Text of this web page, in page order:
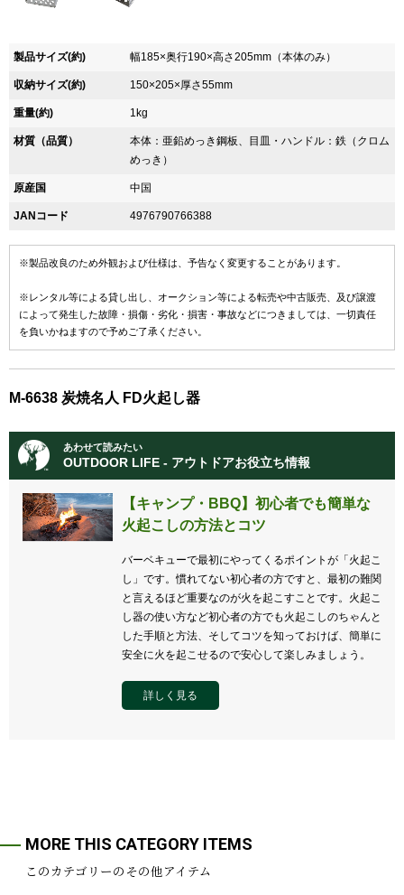
製品サイズ(約) 幅185×奥行190×高さ205mm（本体のみ）
収納サイズ(約) 150×205×厚さ55mm
重量(約) 1kg
材質（品質）
本体：亜鉛めっき鋼板、目皿・ハンドル：鉄（クロム
めっき）
原産国 中国
JANコード 4976790766388
※製品改良のため外観および仕様は、予告なく変更することがあります。
※レンタル等による貸し出し、オークション等による転売や中古販売、及び譲渡
によって発生した故障・損傷・劣化・損害・事故などにつきましては、一切責任
を負いかねますので予めご了承ください。
M-6638 炭焼名人 FD火起し器
あわせて読みたい
OUTDOOR LIFE - アウトドアお役立ち情報
【キャンプ・BBQ】初心者でも簡単な
火起こしの方法とコツ
バーベキューで最初にやってくるポイントが「火起こ
し」です。慣れてない初心者の方ですと、最初の難関
と言えるほど重要なのが火を起こすことです。火起こ
し器の使い方など初心者の方でも火起こしのちゃんと
した手順と方法、そしてコツを知っておけば、簡単に
安全に火を起こせるので安心して楽しみましょう。
詳しく見る
MORE THIS CATEGORY ITEMS
このカテゴリーのその他アイテム